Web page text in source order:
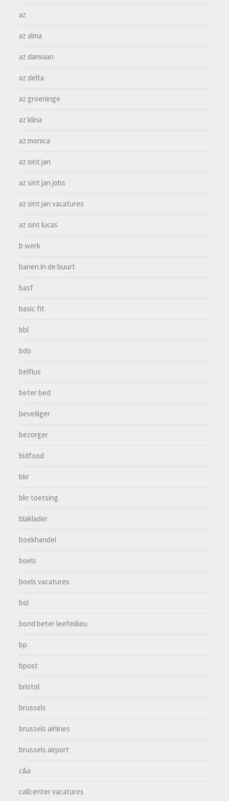
az
az alma
az damiaan
az delta
az groeninge
az klina
az monica
az sint jan
az sint jan jobs
az sint jan vacatures
az sint lucas
b werk
banen in de buurt
basf
basic fit
bbl
bdo
belfius
beter bed
beveiliger
bezorger
bidfood
bkr
bkr toetsing
blaklader
boekhandel
boels
boels vacatures
bol
bond beter leefmilieu
bp
bpost
bristol
brussels
brussels airlines
brussels airport
c&a
callcenter vacatures